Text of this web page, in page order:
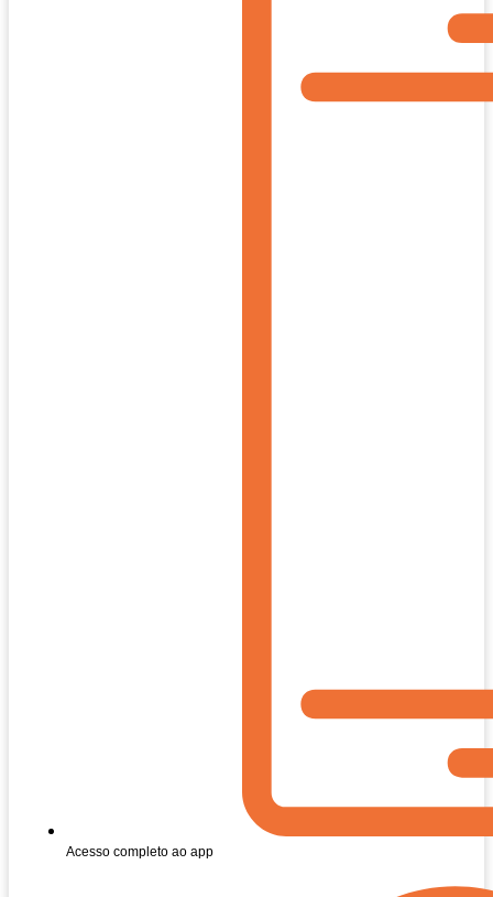
Acesso completo ao app